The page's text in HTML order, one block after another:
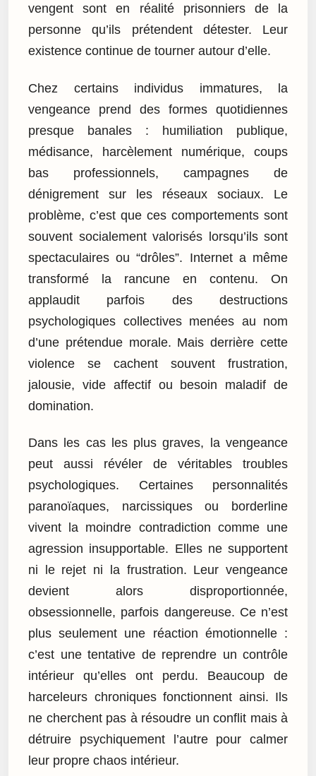
vengent sont en réalité prisonniers de la
personne qu’ils prétendent détester. Leur
existence continue de tourner autour d’elle.
Chez certains individus immatures, la
vengeance prend des formes quotidiennes
presque banales : humiliation publique,
médisance, harcèlement numérique, coups
bas professionnels, campagnes de
dénigrement sur les réseaux sociaux. Le
problème, c’est que ces comportements sont
souvent socialement valorisés lorsqu’ils sont
spectaculaires ou “drôles”. Internet a même
transformé la rancune en contenu. On
applaudit parfois des destructions
psychologiques collectives menées au nom
d’une prétendue morale. Mais derrière cette
violence se cachent souvent frustration,
jalousie, vide affectif ou besoin maladif de
domination.
Dans les cas les plus graves, la vengeance
peut aussi révéler de véritables troubles
psychologiques. Certaines personnalités
paranoïaques, narcissiques ou borderline
vivent la moindre contradiction comme une
agression insupportable. Elles ne supportent
ni le rejet ni la frustration. Leur vengeance
devient alors disproportionnée,
obsessionnelle, parfois dangereuse. Ce n’est
plus seulement une réaction émotionnelle :
c’est une tentative de reprendre un contrôle
intérieur qu’elles ont perdu. Beaucoup de
harceleurs chroniques fonctionnent ainsi. Ils
ne cherchent pas à résoudre un conflit mais à
détruire psychiquement l’autre pour calmer
leur propre chaos intérieur.